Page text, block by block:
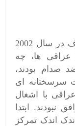
پیش از آن که جنگ بوش آغاز شودف در سال 2002
عراقی ها، چه
صدام بودند،
سرسختانه ای
با اشغال
نبودند. ابتدا
اندک تمرکز